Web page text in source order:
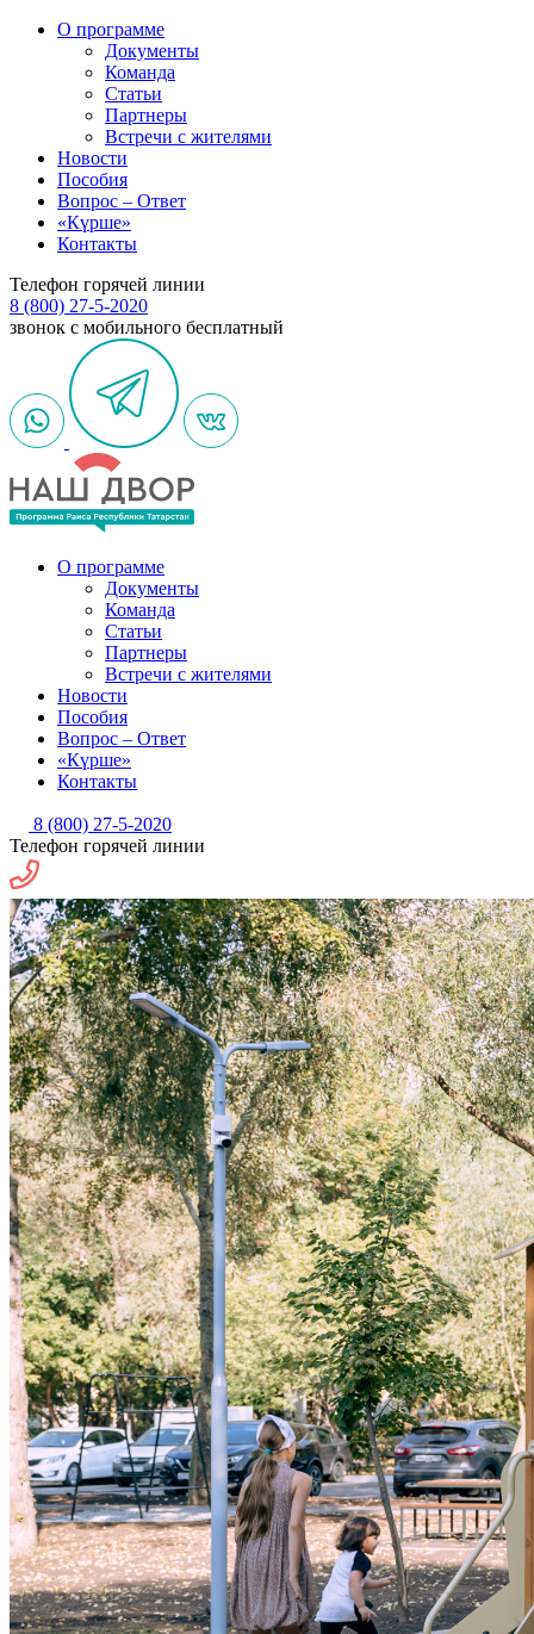
О программе
Документы
Команда
Статьи
Партнеры
Встречи с жителями
Новости
Пособия
Вопрос – Ответ
«Күрше»
Контакты
Телефон горячей линии
8 (800) 27-5-2020
звонок с мобильного бесплатный
О программе
Документы
Команда
Статьи
Партнеры
Встречи с жителями
Новости
Пособия
Вопрос – Ответ
«Күрше»
Контакты
8 (800) 27-5-2020
Телефон горячей линии